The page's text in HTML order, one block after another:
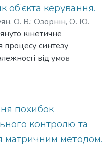
об’єкта керування.
О. В.; Озорнін, О. Ю.
кінетичне
синтезу
від умов
Сформульовані в
на основі
та теплового балансу.
похибок
контролю та
матричним методом.